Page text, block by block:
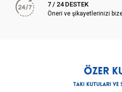
7 / 24 DESTEK
Öneri ve şikayetlerinizi